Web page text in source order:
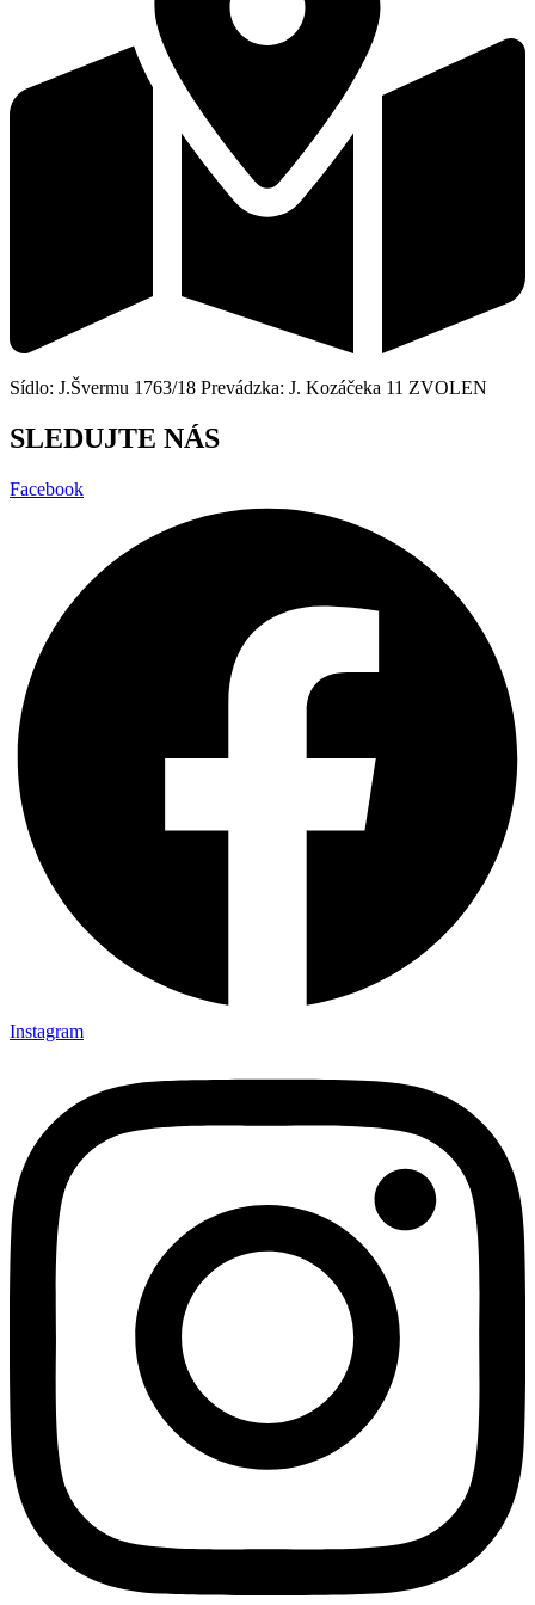
Sídlo: J.Švermu 1763/18 Prevádzka: J. Kozáčeka 11 ZVOLEN
SLEDUJTE NÁS
Facebook
Instagram